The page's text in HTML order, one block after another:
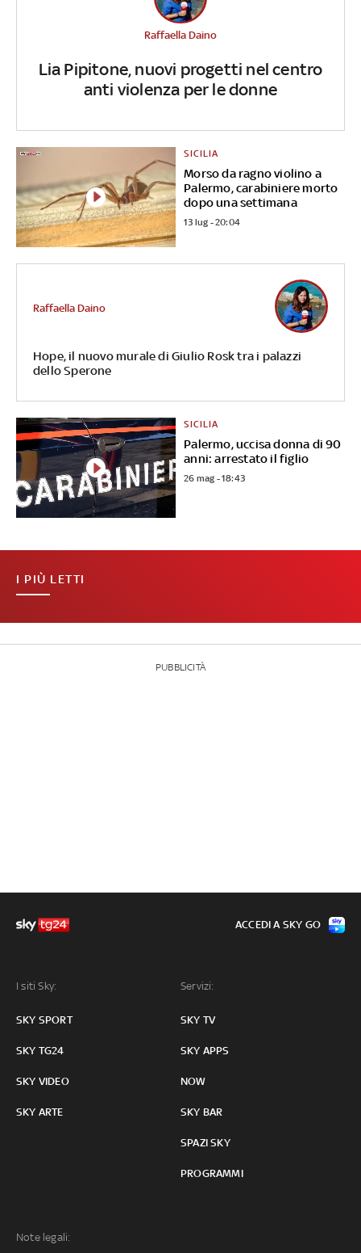
Lia Pipitone, nuovi progetti nel centro
anti violenza per le donne
Raffaella Daino
Morso da ragno violino a
Palermo, carabiniere morto
dopo una settimana
SICILIA
13 lug - 20:04
Hope, il nuovo murale di Giulio Rosk tra i palazzi
dello Sperone
Raffaella Daino
Palermo, uccisa donna di 90
anni: arrestato il figlio
SICILIA
26 mag - 18:43
I PIÙ LETTI
PUBBLICITÀ
I siti Sky:
SKY SPORT
SKY TG24
SKY VIDEO
SKY ARTE
Servizi:
SKY TV
SKY APPS
NOW
SKY BAR
SPAZI SKY
PROGRAMMI
Note legali:
ACCEDI A SKY GO